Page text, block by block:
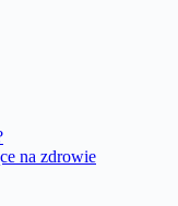
na zdrowie